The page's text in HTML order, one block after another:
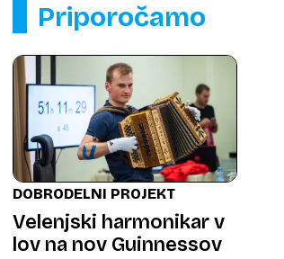
Priporočamo
DOBRODELNI PROJEKT
Velenjski harmonikar v
lov na nov Guinnessov